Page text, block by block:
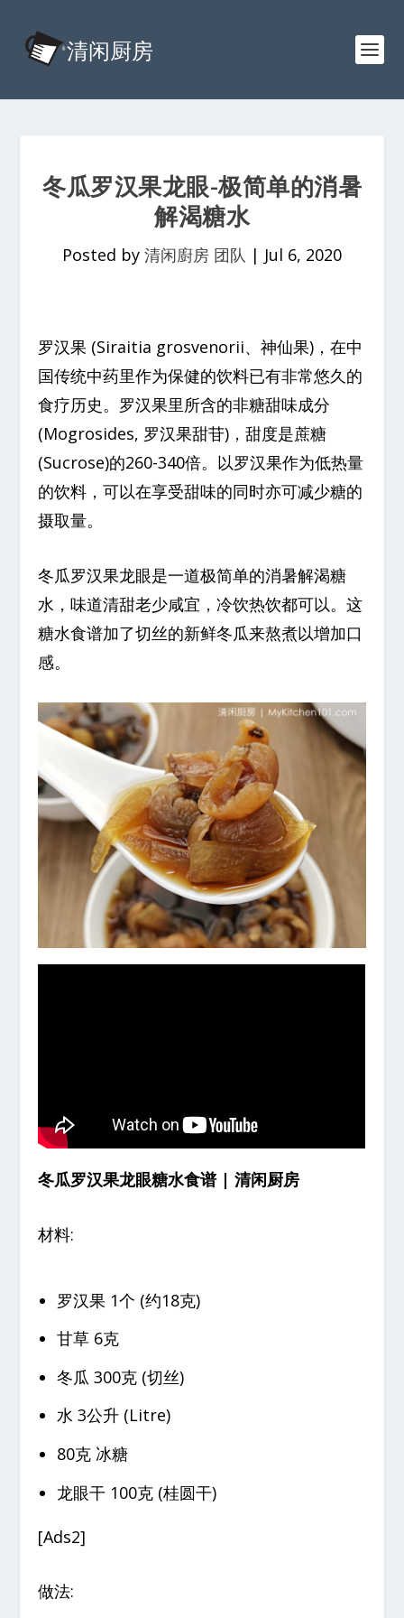
冬瓜罗汉果龙眼-极简单的消暑
解渴糖水
Posted by 清闲廚房 团队 | Jul 6, 2020
罗汉果 (Siraitia grosvenorii、神仙果)，在中
国传统中药里作为保健的饮料已有非常悠久的
食疗历史。罗汉果里所含的非糖甜味成分
(Mogrosides, 罗汉果甜苷)，甜度是蔗糖
(Sucrose)的260-340倍。以罗汉果作为低热量
的饮料，可以在享受甜味的同时亦可减少糖的
摄取量。
冬瓜罗汉果龙眼是一道极简单的消暑解渴糖
水，味道清甜老少咸宜，冷饮热饮都可以。这
糖水食谱加了切丝的新鲜冬瓜来熬煮以增加口
感。
冬瓜罗汉果龙眼糖水食谱 | 清闲厨房
材料:
罗汉果 1个 (约18克)
甘草 6克
冬瓜 300克 (切丝)
水 3公升 (Litre)
80克 冰糖
龙眼干 100克 (桂圆干)
[Ads2]
做法: